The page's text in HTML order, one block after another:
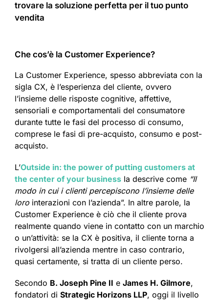
trovare la soluzione perfetta per il tuo punto
vendita
Che cos’è la Customer Experience?
La Customer Experience, spesso abbreviata con la
sigla CX, è l’esperienza del cliente, ovvero
l’insieme delle risposte cognitive, affettive,
sensoriali e comportamentali del consumatore
durante tutte le fasi del processo di consumo,
comprese le fasi di pre-acquisto, consumo e post-
acquisto.
L’Outside in: the power of putting customers at
the center of your business la descrive come “Il
modo in cui i clienti percepiscono l’insieme delle
loro interazioni con l’azienda”. In altre parole, la
Customer Experience è ciò che il cliente prova
realmente quando viene in contatto con un marchio
o un’attività: se la CX è positiva, il cliente torna a
rivolgersi all’azienda mentre in caso contrario,
quasi certamente, si tratta di un cliente perso.
Secondo B. Joseph Pine II e James H. Gilmore,
fondatori di Strategic Horizons LLP, oggi il livello